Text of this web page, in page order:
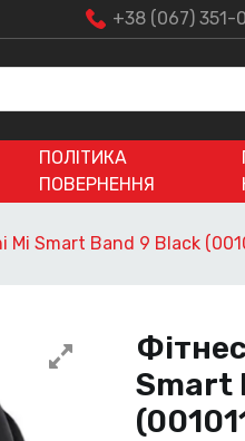
+38 (067) 351-
ПОЛІТИКА
ПОВЕРНЕННЯ
Mi Smart Band 9 Black
Smart